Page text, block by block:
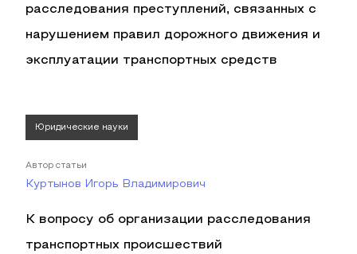
расследования преступлений, связанных с
нарушением правил дорожного движения и
эксплуатации транспортных средств
Юридические науки
Автор статьи
Куртынов Игорь Владимирович
К вопросу об организации расследования
транспортных происшествий